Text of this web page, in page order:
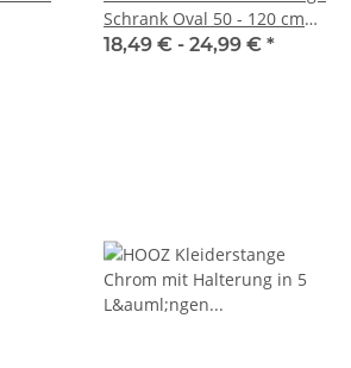
Schrank Oval 50 - 120 cm
[SCHRANK- &
18,49 € - 24,99 € *